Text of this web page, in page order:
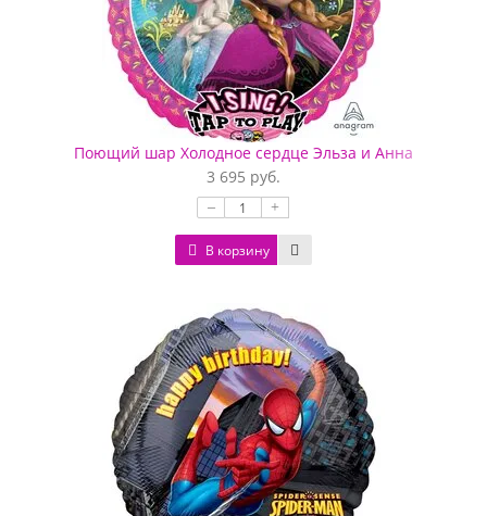
Поющий шар Холодное сердце Эльза и Анна
3 695 руб.
– +
В корзину